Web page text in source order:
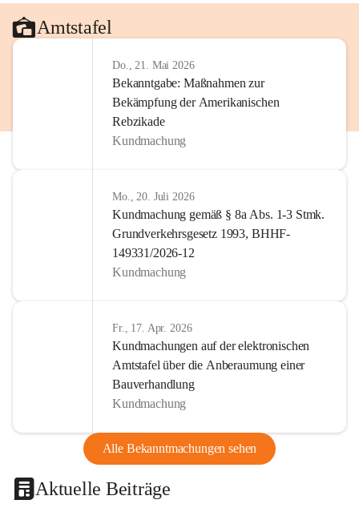
Amtstafel
Do., 21. Mai 2026
Bekanntgabe: Maßnahmen zur
Bekämpfung der Amerikanischen
Rebzikade
Kundmachung
Mo., 20. Juli 2026
Kundmachung gemäß § 8a Abs. 1-3 Stmk.
Grundverkehrsgesetz 1993, BHHF-
149331/2026-12
Kundmachung
Fr., 17. Apr. 2026
Kundmachungen auf der elektronischen
Amtstafel über die Anberaumung einer
Bauverhandlung
Kundmachung
Alle Bekanntmachungen sehen
Aktuelle Beiträge